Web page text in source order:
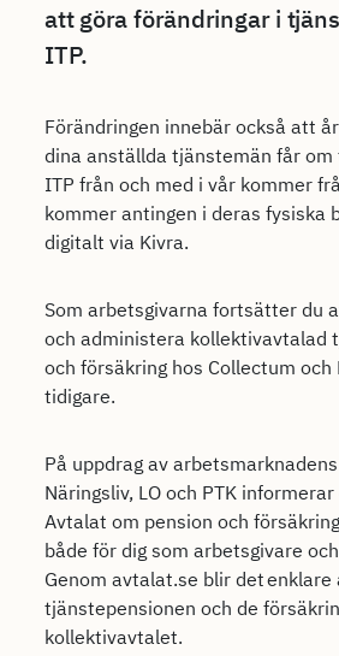
att göra förändringar i
ITP.
Förändringen innebär också att
dina anställda tjänstemän får
ITP från och med i vår kommer
kommer antingen i deras fysiska
digitalt via Kivra.
Som arbetsgivarna fortsätter du
och administera kollektivavtalad
och försäkring hos Collectum och
tidigare.
På uppdrag av
Näringsliv, LO och PTK
Avtalat om pension och
både för dig som arbetsgivare
Genom avtalat.se blir det enklare
tjänstepensionen och de
kollektivavtalet.